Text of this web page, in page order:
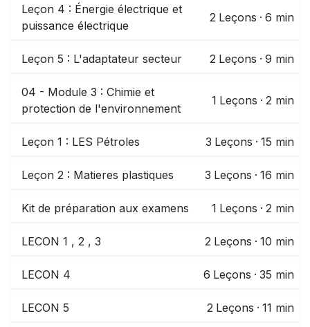
Leçon 4 : Énergie électrique et
puissance électrique
2 Leçons · 6 min
Leçon 5 : L'adaptateur secteur 2 Leçons · 9 min
04 - Module 3 : Chimie et
protection de l'environnement
1 Leçons · 2 min
Leçon 1 : LES Pétroles 3 Leçons · 15 min
Leçon 2 : Matieres plastiques 3 Leçons · 16 min
Kit de préparation aux examens 1 Leçons · 2 min
LECON 1 , 2 , 3 2 Leçons · 10 min
LECON 4 6 Leçons · 35 min
LECON 5 2 Leçons · 11 min